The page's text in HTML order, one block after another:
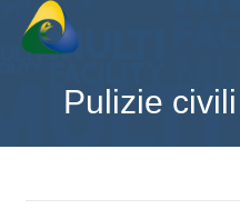
Pulizie